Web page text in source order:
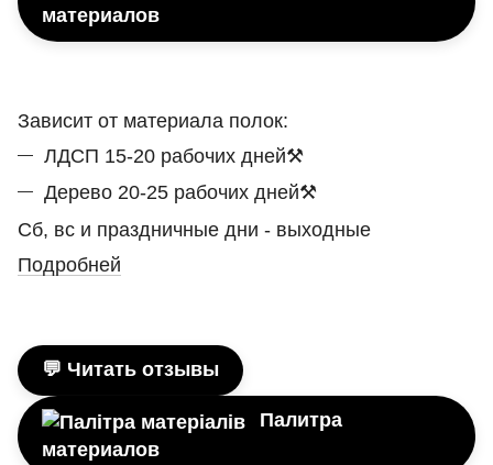
материалов
Зависит от материала полок:
ЛДСП 15-20 рабочих дней⚒
Дерево 20-25 рабочих дней⚒
Сб, вс и праздничные дни - выходные
Подробней
💬 Читать отзывы
Палитра
материалов